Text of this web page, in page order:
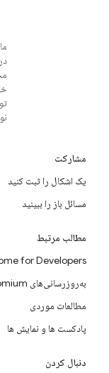
مشارکت
یک اشکال را ثبت کنید
مسائل باز را ببینید
مطالب مرتبط
for Developers
به‌روزرسانی‌های Chromium
مطالعات موردی
پادکست ها و نمایش ها
دنبال کردن